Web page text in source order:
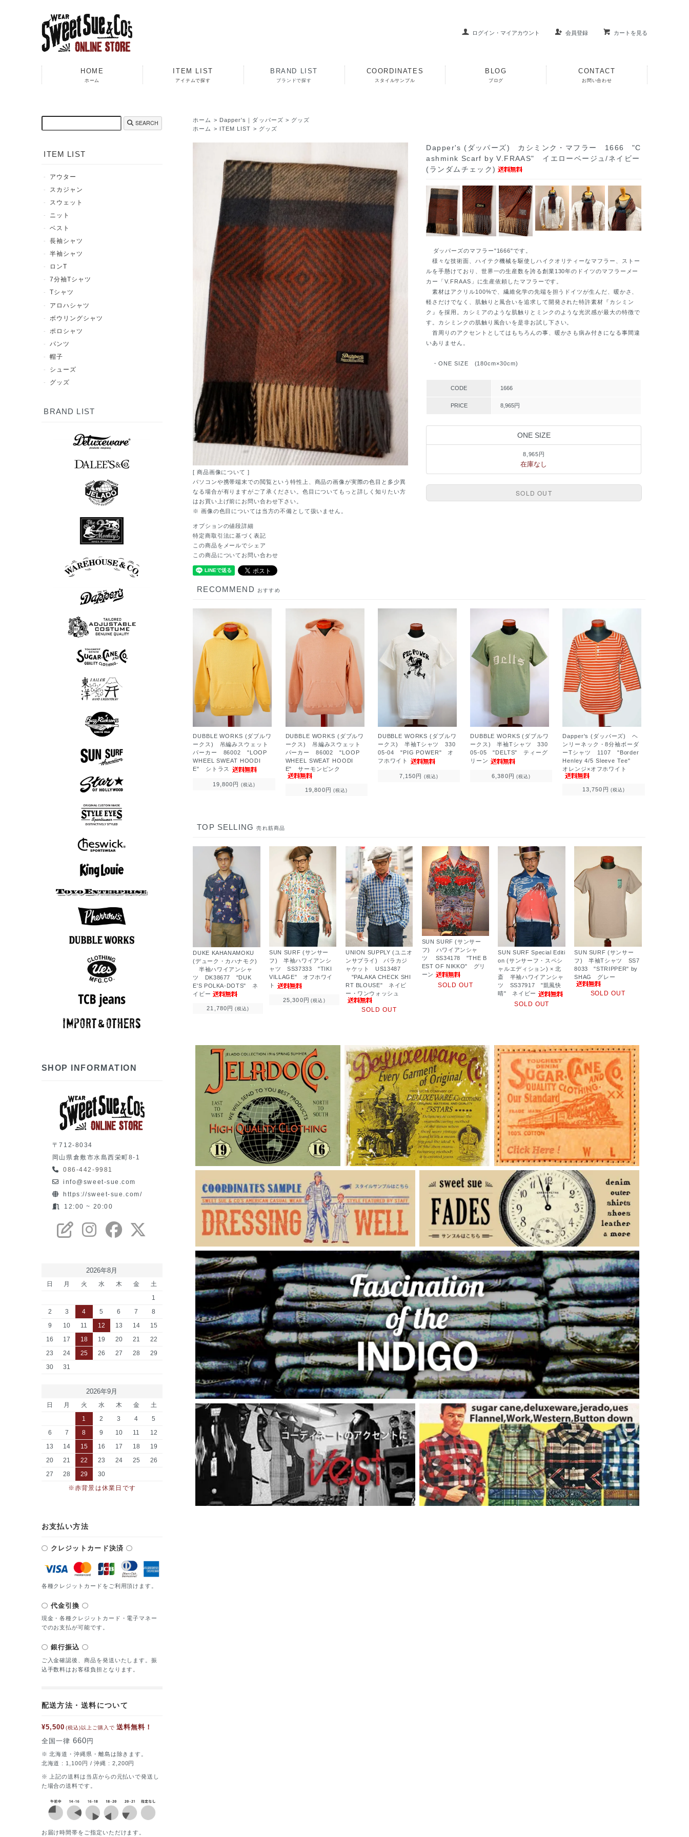
ログイン・マイアカウント 会員登録 カートを見る
HOME
ホーム
ITEM LIST
アイテムで探す
BRAND LIST
ブランドで探す
COORDINATES
スタイルサンプル
BLOG
ブログ
CONTACT
お問い合わせ
ホーム > Dapper's｜ダッパーズ > グッズ
ホーム > ITEM LIST > グッズ
[ 商品画像について ]
パソコンや携帯端末での閲覧という特性上、商品の画像が実際の色目と多少異
なる場合が有りますがご了承ください。色目についてもっと詳しく知りたい方
はお買い上げ前にお問い合わせ下さい。
※ 画像の色目については当方の不備として扱いません。
オプションの値段詳細
特定商取引法に基づく表記
この商品をメールでシェア
この商品についてお問い合わせ
Dapper's (ダッパーズ) カシミンク・マフラー 1666 "C
ashmink Scarf by V.FRAAS" イエローベージュ/ネイビー
(ランダムチェック)
ダッパーズのマフラー"1666"です。
様々な技術面、ハイテク機械を駆使しハイクオリティーなマフラー、ストー
ルを手懸けており、世界一の生産数を誇る創業130年のドイツのマフラーメー
カー「V.FRAAS」に生産依頼したマフラーです。
素材はアクリル100%で、繊維化学の先端を担うドイツが生んだ、暖かさ、
軽さだけでなく、肌触りと風合いを追求して開発された特許素材『カシミン
ク』を採用。カシミアのような肌触りとミンクのような光沢感が最大の特徴で
す。カシミンクの肌触り風合いを是非お試し下さい。
首周りのアクセントとしてはもちろんの事、暖かさも病み付きになる事間違
いありません。
・ONE SIZE (180cm×30cm)
CODE 1666
PRICE 8,965円
ONE SIZE
8,965円
在庫なし
SOLD OUT
RECOMMEND おすすめ
DUBBLE WORKS (ダブルワ
ークス) 吊編みスウェット
パーカー 86002 "LOOP
WHEEL SWEAT HOODI
E" シトラス
19,800円 (税込)
DUBBLE WORKS (ダブルワ
ークス) 吊編みスウェット
パーカー 86002 "LOOP
WHEEL SWEAT HOODI
E" サーモンピンク
19,800円 (税込)
DUBBLE WORKS (ダブルワ
ークス) 半袖Tシャツ 330
05-04 "PIG POWER" オ
フホワイト
7,150円 (税込)
DUBBLE WORKS (ダブルワ
ークス) 半袖Tシャツ 330
05-05 "DELTS" ティーグ
リーン
6,380円 (税込)
Dapper's (ダッパーズ) ヘ
ンリーネック・8分袖ボーダ
ーTシャツ 1107 "Border
Henley 4/5 Sleeve Tee"
オレンジ×オフホワイト
13,750円 (税込)
TOP SELLING売れ筋商品
DUKE KAHANAMOKU
(デューク・カハナモク)
半袖ハワイアンシャ
ツ DK38677 "DUK
E'S POLKA-DOTS" ネ
イビー
21,780円 (税込)
SUN SURF (サンサー
フ) 半袖ハワイアンシ
ャツ SS37333 "TIKI
VILLAGE" オフホワイ
ト
25,300円 (税込)
UNION SUPPLY (ユニオ
ンサプライ) パラカジ
ャケット US13487
"PALAKA CHECK SHI
RT BLOUSE" ネイビ
ー・ワンウォッシュ
SOLD OUT
SUN SURF (サンサー
フ) ハワイアンシャ
ツ SS34178 "THE B
EST OF NIKKO" グリ
ーン
SOLD OUT
SUN SURF Special Editi
on (サンサーフ・スペシ
ャルエディション) × 北
斎 半袖ハワイアンシャ
ツ SS37917 "凱風快
晴" ネイビー
SOLD OUT
SUN SURF (サンサー
フ) 半袖Tシャツ SS7
8033 "STRIPPER" by
SHAG グレー
SOLD OUT
SEARCH
ITEM LIST
アウター
スカジャン
スウェット
ニット
ベスト
長袖シャツ
半袖シャツ
ロンT
7分袖Tシャツ
Tシャツ
アロハシャツ
ボウリングシャツ
ポロシャツ
パンツ
帽子
シューズ
グッズ
BRAND LIST
アウター
ベスト
Tシャツ
7分袖Tシャツ
ロンT
半袖シャツ
長袖シャツ
ポロシャツ
スウェット
ニット
パンツ
帽子
シューズ
グッズ
シューズ
アウター
パンツ
長袖シャツ
Tシャツ
7分袖Tシャツ
アロハシャツ
ボウリングシャツ
ベスト
帽子
パンツ
ポロシャツ
半袖シャツ
長袖シャツ
グッズ
ニット
アウター
半袖シャツ
長袖シャツ
スウェット
アウター
Tシャツ
ロンT
スカシャツ
スカジャン
Tシャツ
ロンT
半袖シャツ
長袖シャツ
スウェット
アウター
パンツ
シューズ
帽子
グッズ
ボウリングシャツ
7分袖Tシャツ
スウェット
Tシャツ
7分袖Tシャツ
ロンT
半袖シャツ
長袖シャツ
ポロシャツ
スウェット
アウター
パンツ
帽子
シューズ
ベスト
パンツ
Tシャツ
ロンT
アロハシャツ
半袖シャツ
ポロシャツ
長袖シャツ
ニット
スウェット
アウター
アウター
スウェット
Tシャツ
ロンT
パンツ
半袖シャツ
長袖シャツ
ベスト
帽子
グッズ
アウター
ベスト
長袖シャツ
パンツ
帽子
グッズ
SHOP INFORMATION
〒712-8034
岡山県倉敷市水島西栄町8-1
086-442-9981
info@sweet-sue.com
https://sweet-sue.com/
12:00 ~ 20:00
2026年8月
日 月 火 水 木 金
土
1
2
3 4 5 6 7
8
9
10 11 12 13 14
15
16
17 18 19 20 21
22
23
24 25 26 27 28
29
30
31
2026年9月
日 月 火 水 木 金
土
1
2 3 4
5
6
7 8 9 10 11
12
13
14 15 16 17 18
19
20
21 22 23 24 25
26
27
28 29
30
※赤背景は休業日です
お支払い方法
クレジットカード決済
各種クレジットカードをご利用頂けます。
代金引換
現金・各種クレジットカード・電子マネー
でのお支払が可能です。
銀行振込
ご入金確認後、商品を発送いたします。振
込手数料はお客様負担となります。
配送方法・送料について
¥5,500 (税込)以上ご購入で 送料無料！
全国一律 660 円
※ 北海道・沖縄県・離島は除きます。
北海道 : 1,100円 / 沖縄 : 2,200円
※ 上記の送料は当店からの元払いで発送し
た場合の送料です。
お届け時間帯をご指定いただけます。